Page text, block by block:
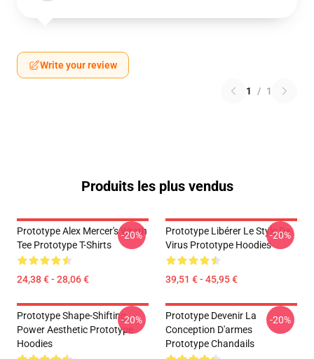
Write your review
1 / 1
Produits les plus vendus
Prototype Alex Mercer's Wrath
Tee Prototype T-Shirts
24,38 € - 28,06 €
-20%
Prototype Libérer Le Style De
Virus Prototype Hoodies
39,51 € - 45,95 €
-20%
Prototype Shape-Shifting
Power Aesthetic Prototype
Hoodies
-20%
Prototype Devenir La
Conception D'armes
Prototype Chandails
-20%